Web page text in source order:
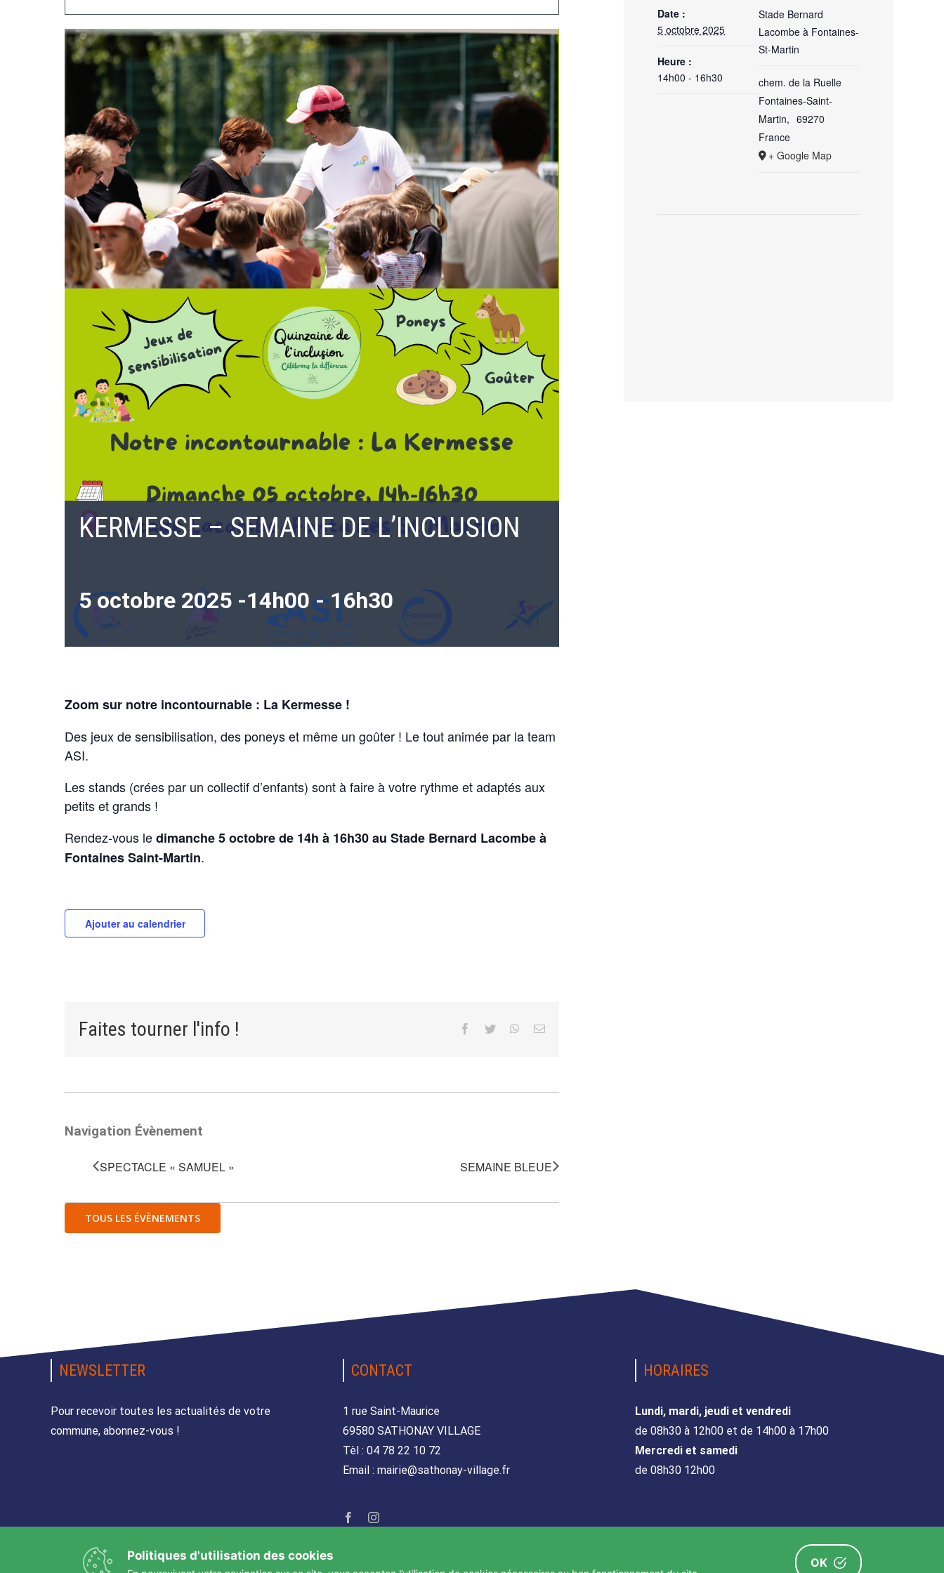
KERMESSE – SEMAINE DE L’INCLUSION
5 octobre 2025 -14h00-16h30
Zoom sur notre incontournable : La Kermesse !
Des jeux de sensibilisation, des poneys et même un goûter ! Le tout animée par la team
ASI.
Les stands (crées par un collectif d’enfants) sont à faire à votre rythme et adaptés aux
petits et grands !
Rendez-vous ledimanche 5 octobre de 14h à 16h30 au Stade Bernard Lacombe à
Fontaines Saint-Martin.
Ajouter au calendrier
Faites tourner l'info ! Facebook
Twitter WhatsApp
Email
Navigation Évènement
SPECTACLE « SAMUEL » SEMAINE BLEUE
TOUS LES ÉVÈNEMENTS
Date :
5 octobre 2025
Heure :
14h00 - 16h30
Stade Bernard
Lacombe à Fontaines-
St-Martin
chem. de la Ruelle
Fontaines-Saint-
Martin, 69270
France
+ Google Map
NEWSLETTER
Pour recevoir toutes les actualités de votre
commune, abonnez-vous !
CONTACT
1 rue Saint-Maurice
69580 SATHONAY VILLAGE
Tèl : 04 78 22 10 72
Email : mairie@sathonay-village.fr
HORAIRES
Lundi, mardi, jeudi et vendredi
de 08h30 à 12h00 et de 14h00 à 17h00
Mercredi et samedi
de 08h30 12h00
Politiques d'utilisation des cookies
OK